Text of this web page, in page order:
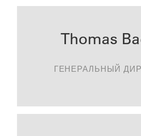
Thomas
ГЕНЕРАЛЬНЫЙ
KONTAKTIEREN